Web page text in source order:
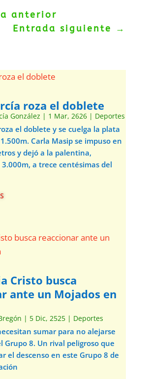
anterior
Entrada siguiente
→
roza el doblete
González | 1 Mar, 2626| Deportes
el doblete y se cuelga la plata
Carla Masip se impuso en
y dejó a la palentina,
a trece centésimas del
Cristo busca
ante un Mojados en
| 5 Dic, 2525| Deportes
sumar para no alejarse
Grupo 8. Un rival peligroso que
el descenso en este Grupo 8 de